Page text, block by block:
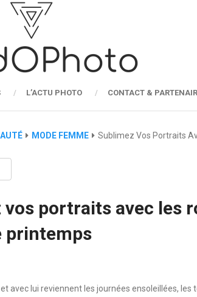
L’ACTU PHOTO CONTACT &
MODE FEMME Sublimez Vos Portraits
vos portraits avec les
printemps
et avec lui reviennent les journées ensoleillées,